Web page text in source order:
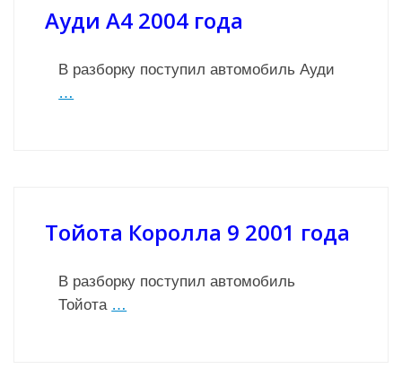
Ауди А4 2004 года
В разборку поступил автомобиль Ауди
…
Тойота Королла 9 2001 года
В разборку поступил автомобиль
Тойота …